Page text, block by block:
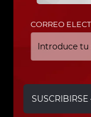
CORREO
SUSCRIBIRSE